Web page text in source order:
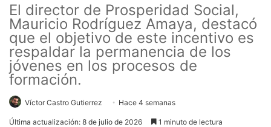
El director de Prosperidad Social,
Mauricio Rodríguez Amaya, destacó
que el objetivo de este incentivo es
respaldar la permanencia de los
jóvenes en los procesos de
formación.
Víctor Castro Gutierrez Hace 4 semanas
Última actualización: 8 de julio de 2026 1 minuto de lectura